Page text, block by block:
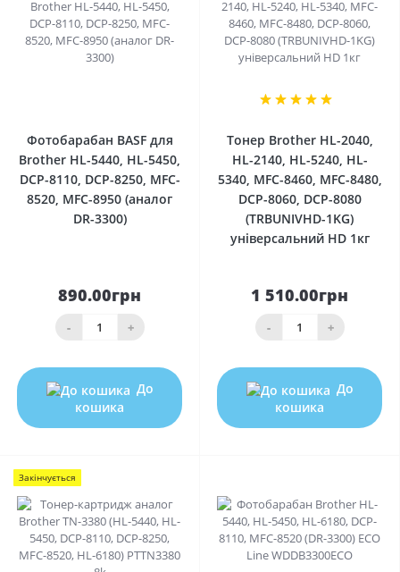
Фотобарабан BASF для
Brother HL-5440, HL-5450,
DCP-8110, DCP-8250, MFC-
8520, MFC-8950 (аналог
DR-3300)
890.00грн
- +
До
кошика
Тонер Brother HL-2040,
HL-2140, HL-5240, HL-
5340, MFC-8460, MFC-8480,
DCP-8060, DCP-8080
(TRBUNIVHD-1KG)
універсальний HD 1кг
1 510.00грн
- +
До
кошика
Закінчується